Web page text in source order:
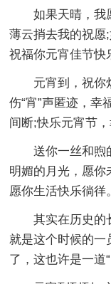
如果天晴，我
薄云捎去我的祝愿
祝福你元宵佳节快
元宵到，祝你
伤“宵”声匿迹，幸
间断;快乐元宵节
送你一丝和煦
明媚的月光，愿你
愿你生活快乐徜徉
其实在历史的
就是这个时候的一
了，这也许是一道